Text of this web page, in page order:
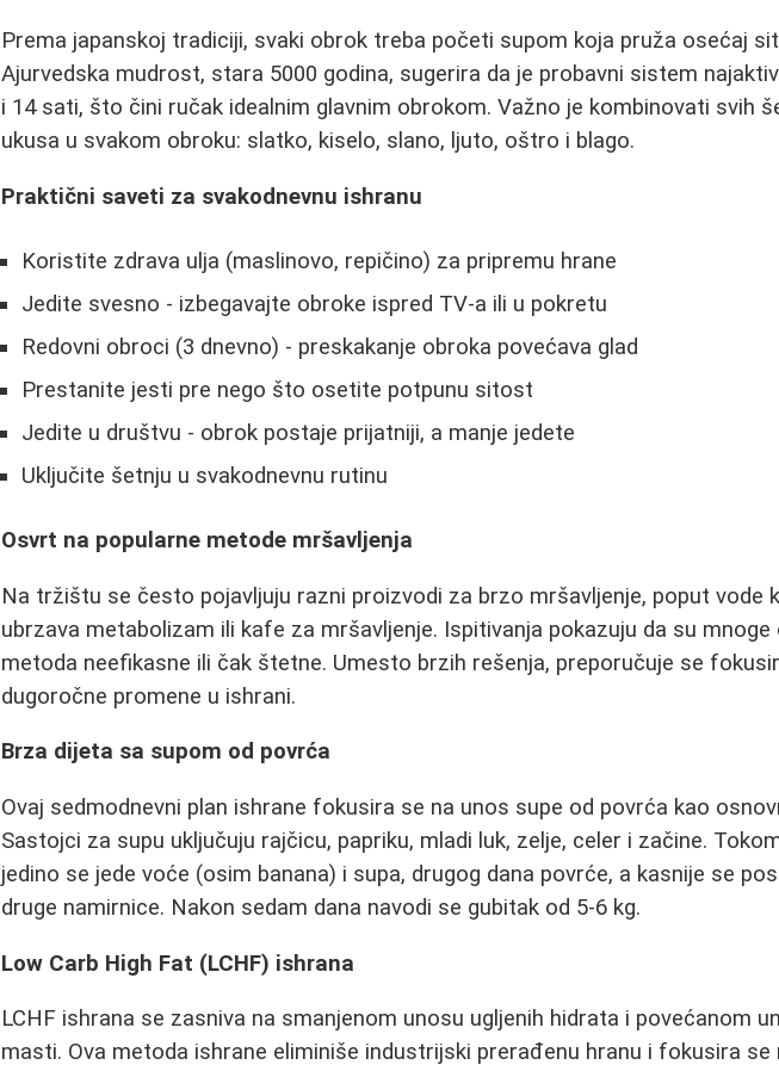
Prema japanskoj tradiciji, svaki obrok treba početi supom koja pruža osećaj
Ajurvedska mudrost, stara 5000 godina, sugerira da je probavni sistem
i 14 sati, što čini ručak idealnim glavnim obrokom. Važno je kombinovati svih
ukusa u svakom obroku: slatko, kiselo, slano, ljuto, oštro i blago.
Praktični saveti za svakodnevnu ishranu
Koristite zdrava ulja (maslinovo, repičino) za pripremu hrane
Jedite svesno - izbegavajte obroke ispred TV-a ili u pokretu
Redovni obroci (3 dnevno) - preskakanje obroka povećava glad
Prestanite jesti pre nego što osetite potpunu sitost
Jedite u društvu - obrok postaje prijatniji, a manje jedete
Uključite šetnju u svakodnevnu rutinu
Osvrt na popularne metode mršavljenja
Na tržištu se često pojavljuju razni proizvodi za brzo mršavljenje, poput vode
ubrzava metabolizam ili kafe za mršavljenje. Ispitivanja pokazuju da su mnoge
metoda neefikasne ili čak štetne. Umesto brzih rešenja, preporučuje se
dugoročne promene u ishrani.
Brza dijeta sa supom od povrća
Ovaj sedmodnevni plan ishrane fokusira se na unos supe od povrća kao
Sastojci za supu uključuju rajčicu, papriku, mladi luk, zelje, celer i začine.
jedino se jede voće (osim banana) i supa, drugog dana povrće, a kasnije se
druge namirnice. Nakon sedam dana navodi se gubitak od 5-6 kg.
Low Carb High Fat (LCHF) ishrana
LCHF ishrana se zasniva na smanjenom unosu ugljenih hidrata i povećanom
masti. Ova metoda ishrane eliminiše industrijski prerađenu hranu i fokusira se